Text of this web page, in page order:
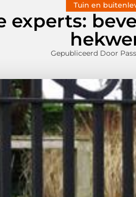
Tuin en
experts:
Gepubliceerd Door